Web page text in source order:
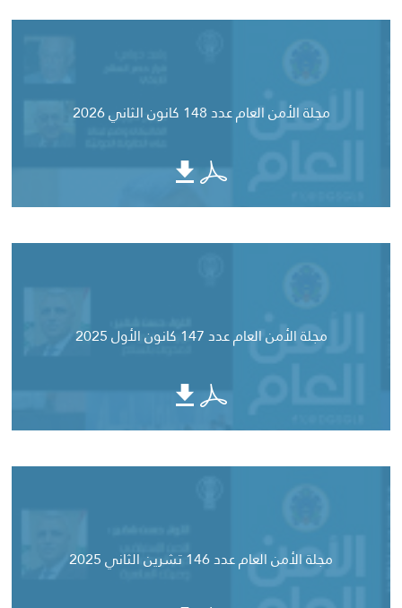
مجلة الأمن العام عدد 148 كانون الثاني 2026
مجلة الأمن العام عدد 147 كانون الأول 2025
مجلة الأمن العام عدد 146 تشرين الثاني 2025